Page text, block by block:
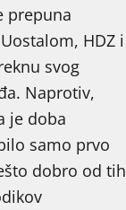
prepuna
HDZ i
svog
Naprotiv,
je doba
samo prvo
dobro od tih